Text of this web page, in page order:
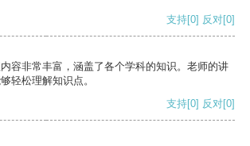
支持[0] 反对[0]
容非常丰富，涵盖了各个学科的知识。老师的讲
轻松理解知识点。
支持[0] 反对[0]